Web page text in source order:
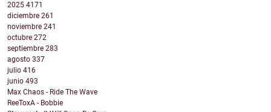
2025 4171
diciembre 261
noviembre 241
octubre 272
septiembre 283
agosto 337
julio 416
junio 493
Max Chaos - Ride The Wave
ReeToxA - Bobbie